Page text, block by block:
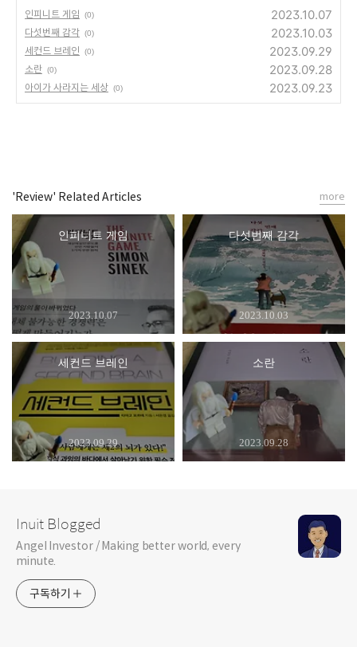
인피니트 게임 (0) 2023.10.07
다섯번째 감각 (0) 2023.10.03
세컨드 브레인 (0) 2023.09.29
소란 (0) 2023.09.28
아이가 사라지는 세상 (0) 2023.09.23
'Review' Related Articles
인피니트 게임
2023.10.07
다섯번째 감각
2023.10.03
세컨드 브레인
2023.09.29
소란
2023.09.28
more
Inuit Blogged
Angel Investor / Making better world, every
minute.
구독하기